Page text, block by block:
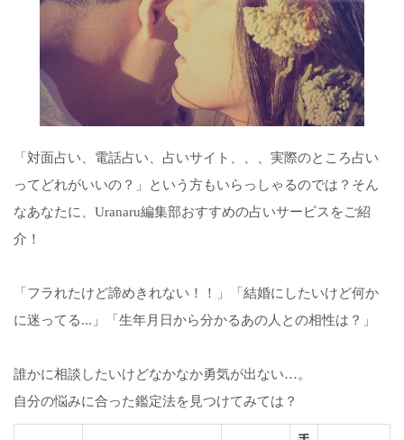
「対面占い、電話占い、占いサイト、、、実際のところ占い
ってどれがいいの？」という方もいらっしゃるのでは？そん
なあなたに、Uranaru編集部おすすめの占いサービスをご紹
介！
「フラれたけど諦めきれない！！」「結婚にしたいけど何か
に迷ってる...」「生年月日から分かるあの人との相性は？」
誰かに相談したいけどなかなか勇気が出ない…。
自分の悩みに合った鑑定法を見つけてみては？